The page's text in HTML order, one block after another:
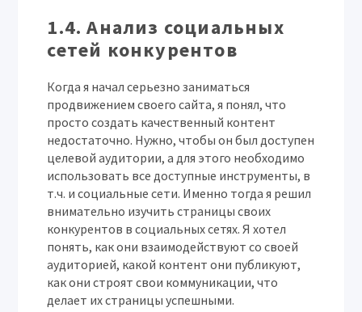
1.4. Анализ социальных
сетей конкурентов
Когда я начал серьезно заниматься
продвижением своего сайта, я понял, что
просто создать качественный контент
недостаточно. Нужно, чтобы он был доступен
целевой аудитории, а для этого необходимо
использовать все доступные инструменты, в
т.ч. и социальные сети. Именно тогда я решил
внимательно изучить страницы своих
конкурентов в социальных сетях. Я хотел
понять, как они взаимодействуют со своей
аудиторией, какой контент они публикуют,
как они строят свои коммуникации, что
делает их страницы успешными.